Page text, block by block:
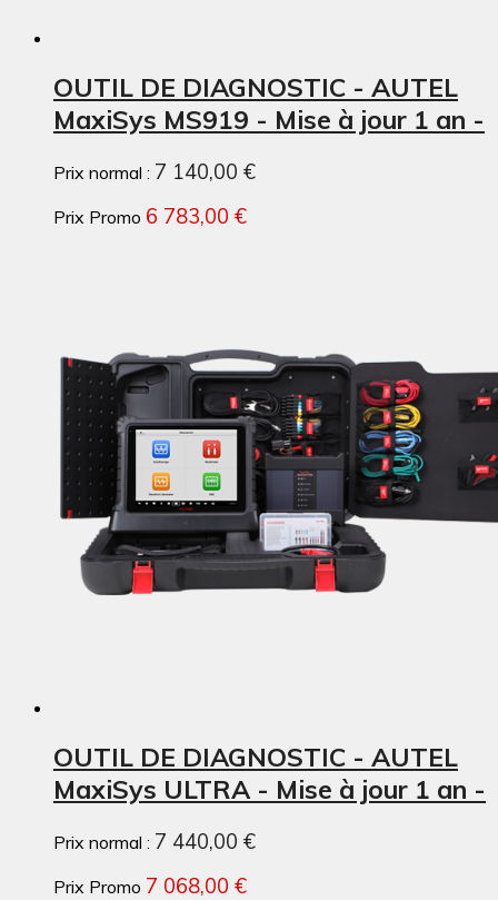
OUTIL DE DIAGNOSTIC - AUTEL
MaxiSys MS919 - Mise à jour 1 an -
Prix normal : 7 140,00 €
Prix Promo 6 783,00 €
OUTIL DE DIAGNOSTIC - AUTEL
MaxiSys ULTRA - Mise à jour 1 an -
Prix normal : 7 440,00 €
Prix Promo 7 068,00 €